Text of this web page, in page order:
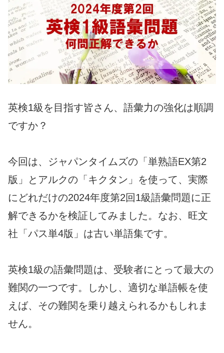
英検1級を目指す皆さん、語彙力の強化は順調
ですか？
今回は、ジャパンタイムズの「単熟語EX第2
版」とアルクの「キクタン」を使って、実際
にどれだけの2024年度第2回1級語彙問題に正
解できるかを検証してみました。なお、旺文
社「パス単4版」は古い単語集です。
英検1級の語彙問題は、受験者にとって最大の
難関の一つです。しかし、適切な単語帳を使
えば、その難関を乗り越えられるかもしれま
せん。